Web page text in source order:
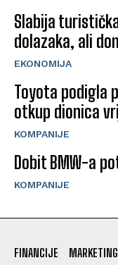
Slabija
dolazaka, ali
EKONOMIJA
Toyota podigla
otkup dionica
KOMPANIJE
Dobit BMW-a
KOMPANIJE
FINANCIJE MARKETING